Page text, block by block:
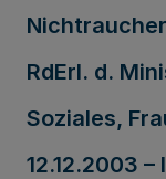
RdErl. d.
Soziales,
12.12.2003